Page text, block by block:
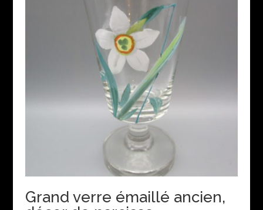
Grand verre émaillé ancien,